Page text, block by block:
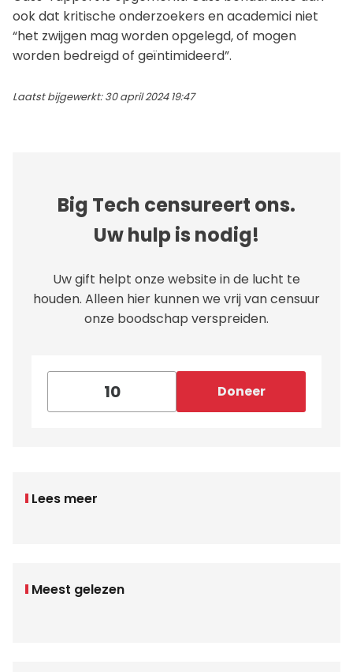
ook dat kritische onderzoekers en academici niet
“het zwijgen mag worden opgelegd, of mogen
worden bedreigd of geïntimideerd”.
Laatst bijgewerkt: 30 april 2024 19:47
Big Tech censureert ons.
Uw hulp is nodig!
Uw gift helpt onze website in de lucht te
houden. Alleen hier kunnen we vrij van censuur
onze boodschap verspreiden.
Doneer
Lees meer
Meest gelezen